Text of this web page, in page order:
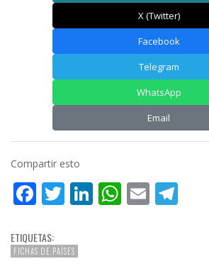
X (Twitter)
Facebook
Telegram
WhatsApp
Email
Compartir esto
Facebook
Twitter
LinkedIn
Email
ETIQUETAS:
FICHAS DE PAÍSES